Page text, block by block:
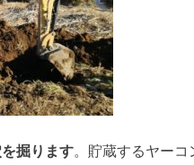
掘ります 。貯蔵するヤー